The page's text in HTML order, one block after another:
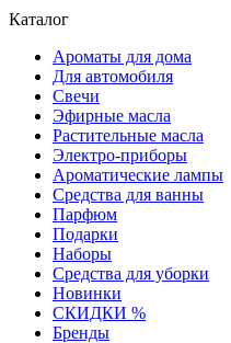
Каталог
Ароматы для дома
Для автомобиля
Свечи
Эфирные масла
Растительные масла
Электро-приборы
Ароматические лампы
Средства для ванны
Парфюм
Подарки
Наборы
Средства для уборки
Новинки
СКИДКИ %
Бренды